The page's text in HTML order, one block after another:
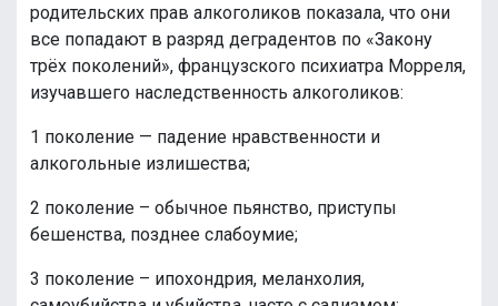
родительских прав алкоголиков показала, что они
все попадают в разряд деградентов по «Закону
трёх поколений», французского психиатра Морреля,
изучавшего наследственность алкоголиков:
1 поколение — падение нравственности и
алкогольные излишества;
2 поколение – обычное пьянство, приступы
бешенства, позднее слабоумие;
3 поколение – ипохондрия, меланхолия,